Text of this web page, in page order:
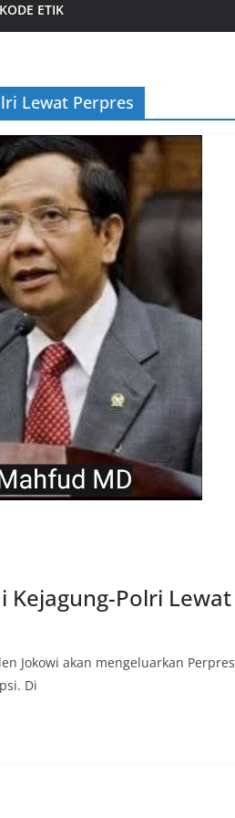
KODE ETIK
Lewat Perpres
Kejagung-Polri Lewat
Jokowi akan mengeluarkan Perpres
Di